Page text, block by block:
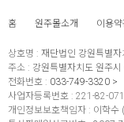
홈 원주몰소개 이용
상호명 : 재단법인 강원특별
주소 : 강원특별자치도 원주
전화번호 : 033-749-3320
사업자등록번호 : 221-82-
개인정보보호책임자 : 이학수 (